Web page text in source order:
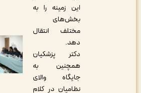
این زمینه را به
بخش‌های
مختلف انتقال
دکتر پزشکیان
همچنین به
جایگاه والای
نظامیان در کلام